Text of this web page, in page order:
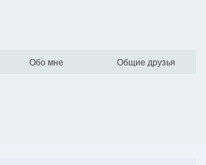
Обо мне Общие друзья